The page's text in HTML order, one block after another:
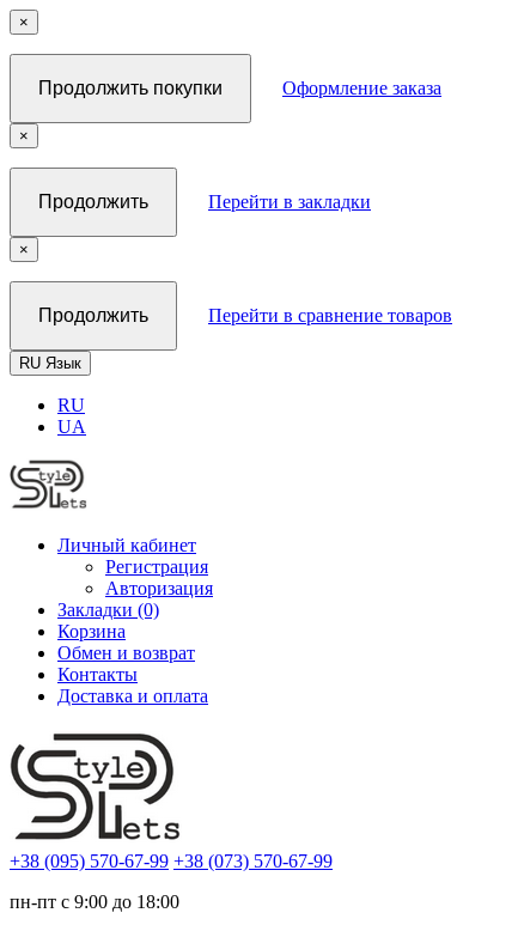
×
Продолжить покупки Оформление заказа
×
Продолжить Перейти в закладки
×
Продолжить Перейти в сравнение товаров
RU Язык
RU
UA
Личный кабинет
Регистрация
Авторизация
Закладки (0)
Корзина
Обмен и возврат
Контакты
Доставка и оплата
+38 (095) 570-67-99 +38 (073) 570-67-99
пн-пт с 9:00 до 18:00